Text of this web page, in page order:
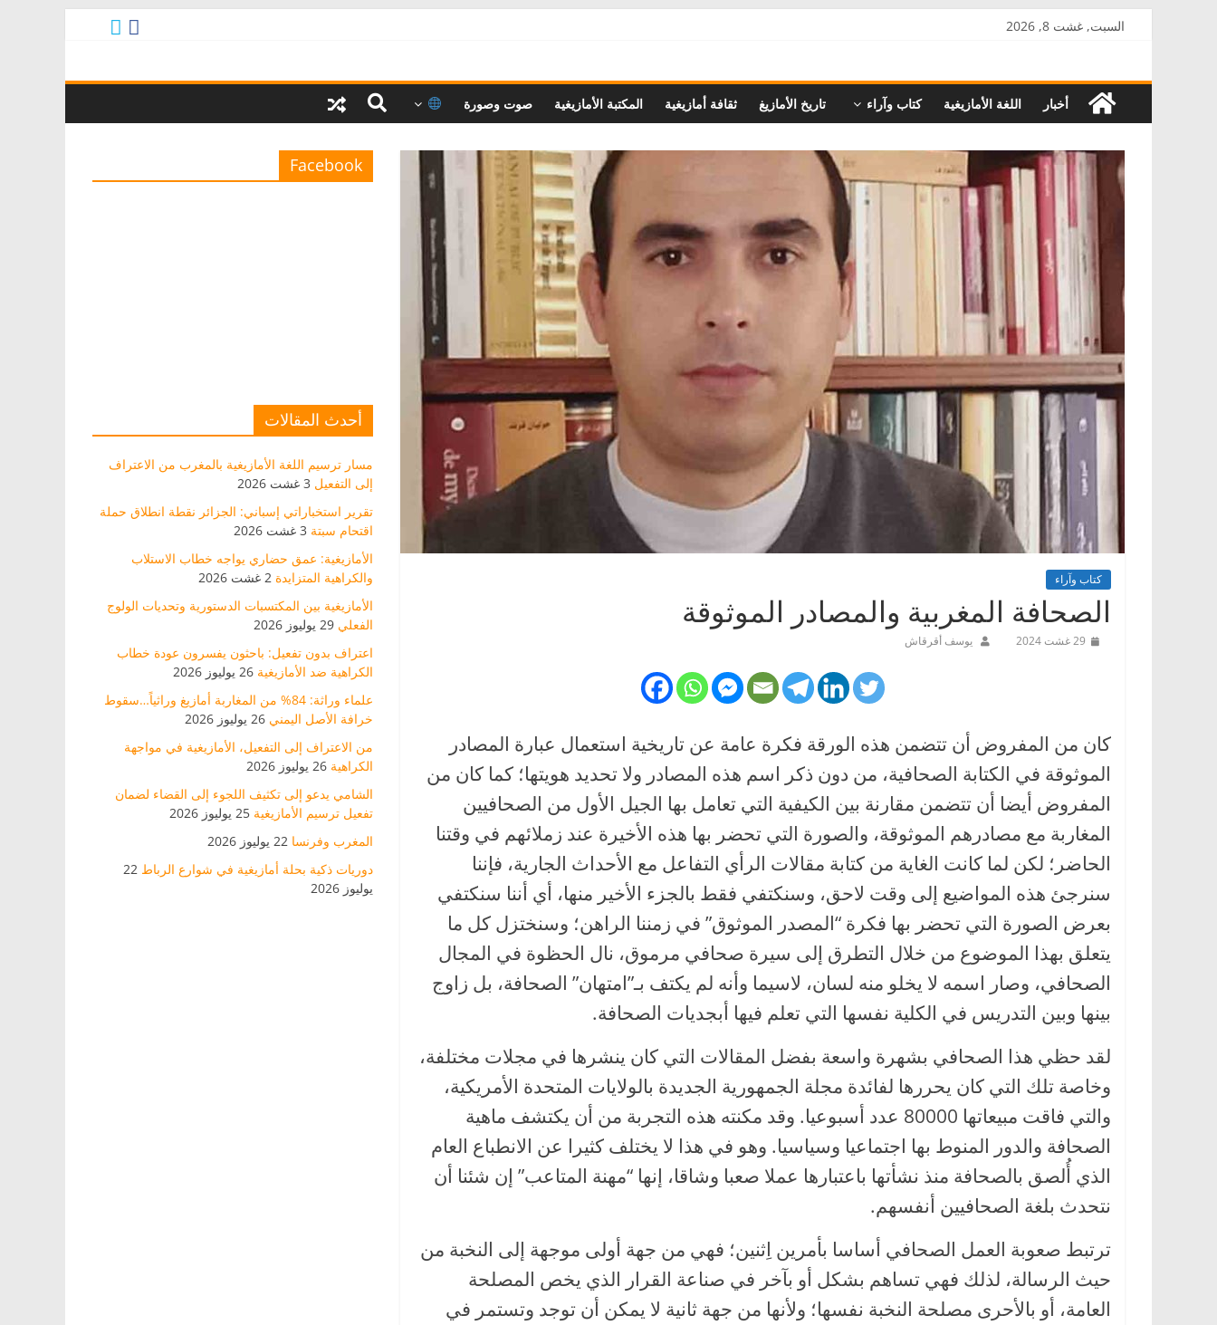
السبت, غشت 8, 2026
AkalPress
منبر
المغرب
أخبار اللغة الأمازيغية كتاب وآراء تاريخ الأمازيغ ثقافة أمازيغية المكتبة الأمازيغية صوت وصورة
كتاب وآراء
الصحافة المغربية والمصادر الموثوقة
29 غشت 2024 يوسف أقرقاش
كان من المفروض أن تتضمن هذه الورقة فكرة عامة عن تاريخية استعمال عبارة المصادر
الموثوقة في الكتابة الصحافية، من دون ذكر اسم هذه المصادر ولا تحديد هويتها؛ كما كان من
المفروض أيضا أن تتضمن مقارنة بين الكيفية التي تعامل بها الجيل الأول من الصحافيين
المغاربة مع مصادرهم الموثوقة، والصورة التي تحضر بها هذه الأخيرة عند زملائهم في وقتنا
الحاضر؛ لكن لما كانت الغاية من كتابة مقالات الرأي التفاعل مع الأحداث الجارية، فإننا
سنرجئ هذه المواضيع إلى وقت لاحق، وسنكتفي فقط بالجزء الأخير منها، أي أننا سنكتفي
بعرض الصورة التي تحضر بها فكرة “المصدر الموثوق” في زمننا الراهن؛ وسنختزل كل ما
يتعلق بهذا الموضوع من خلال التطرق إلى سيرة صحافي مرموق، نال الحظوة في المجال
الصحافي، وصار اسمه لا يخلو منه لسان، لاسيما وأنه لم يكتف بـ”امتهان” الصحافة، بل زاوج
بينها وبين التدريس في الكلية نفسها التي تعلم فيها أبجديات الصحافة.
لقد حظي هذا الصحافي بشهرة واسعة بفضل المقالات التي كان ينشرها في مجلات مختلفة،
وخاصة تلك التي كان يحررها لفائدة مجلة الجمهورية الجديدة بالولايات المتحدة الأمريكية،
والتي فاقت مبيعاتها 80000 عدد أسبوعيا. وقد مكنته هذه التجربة من أن يكتشف ماهية
الصحافة والدور المنوط بها اجتماعيا وسياسيا. وهو في هذا لا يختلف كثيرا عن الانطباع العام
الذي أُلصق بالصحافة منذ نشأتها باعتبارها عملا صعبا وشاقا، إنها “مهنة المتاعب” إن شئنا أن
نتحدث بلغة الصحافيين أنفسهم.
ترتبط صعوبة العمل الصحافي أساسا بأمرين اِثنين؛ فهي من جهة أولى موجهة إلى النخبة من
حيث الرسالة، لذلك فهي تساهم بشكل أو بآخر في صناعة القرار الذي يخص المصلحة
العامة، أو بالأحرى مصلحة النخبة نفسها؛ ولأنها من جهة ثانية لا يمكن أن توجد وتستمر في
Facebook
أحدث المقالات
مسار ترسيم اللغة الأمازيغية بالمغرب من الاعتراف
إلى التفعيل 3 غشت 2026
تقرير استخباراتي إسباني: الجزائر نقطة انطلاق حملة
اقتحام سبتة 3 غشت 2026
الأمازيغية: عمق حضاري يواجه خطاب الاستلاب
والكراهية المتزايدة 2 غشت 2026
الأمازيغية بين المكتسبات الدستورية وتحديات الولوج
الفعلي 29 يوليوز 2026
اعتراف بدون تفعيل: باحثون يفسرون عودة خطاب
الكراهية ضد الأمازيغية 26 يوليوز 2026
علماء وراثة: 84% من المغاربة أمازيغ وراثياً…سقوط
خرافة الأصل اليمني 26 يوليوز 2026
من الاعتراف إلى التفعيل، الأمازيغية في مواجهة
الكراهية 26 يوليوز 2026
الشامي يدعو إلى تكثيف اللجوء إلى القضاء لضمان
تفعيل ترسيم الأمازيغية 25 يوليوز 2026
المغرب وفرنسا 22 يوليوز 2026
دوريات ذكية بحلة أمازيغية في شوارع الرباط 22
يوليوز 2026